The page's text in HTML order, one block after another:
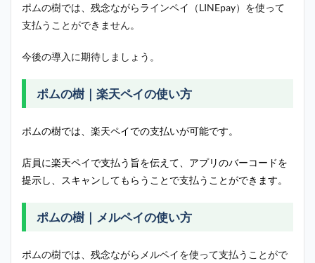
ポムの樹では、残念ながらラインペイ（LINEpay）を使って
支払うことができません。
今後の導入に期待しましょう。
ポムの樹｜楽天ペイの使い方
ポムの樹では、楽天ペイでの支払いが可能です。
店員に楽天ペイで支払う旨を伝えて、アプリのバーコードを
提示し、スキャンしてもらうことで支払うことができます。
ポムの樹｜メルペイの使い方
ポムの樹では、残念ながらメルペイを使って支払うことがで